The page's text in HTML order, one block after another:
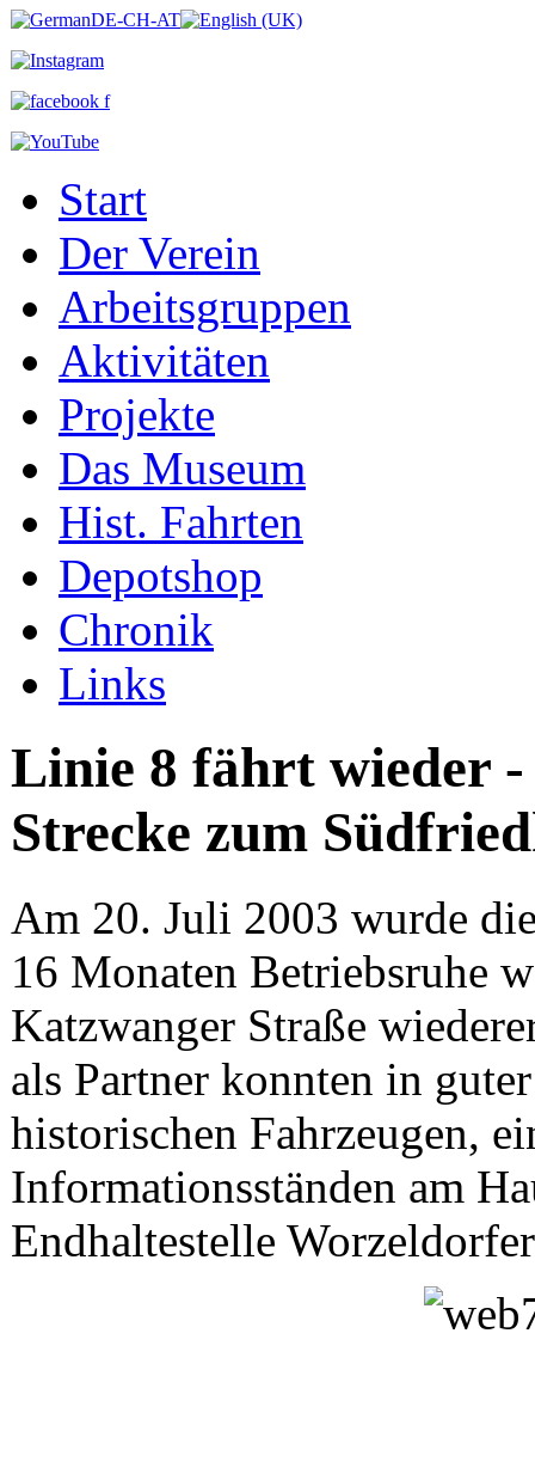
Start
Der Verein
Arbeitsgruppen
Aktivitäten
Projekte
Das Museum
Hist. Fahrten
Depotshop
Chronik
Links
Linie 8 fährt wieder
Strecke zum
Am 20. Juli 2003 wurde
16 Monaten Betriebsruhe
Katzwanger Straße
als Partner konnten in
historischen Fahrzeugen,
Informationsständen am
Endhaltestelle